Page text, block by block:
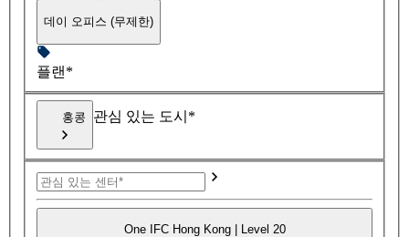
데이 오피스 (무제한)
플랜*
홍콩 관심 있는 도시*
One IFC Hong Kong | Level 20